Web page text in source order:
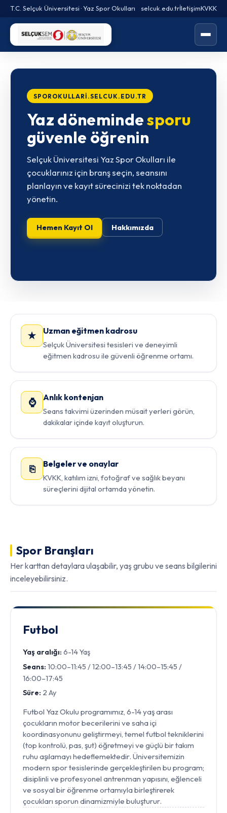
T.C. Selçuk Üniversitesi · Yaz Spor Okulları selcuk.edu.trİletişimKVKK
Menüyü
aç/kapat
SPOROKULLARI.SELCUK.EDU.TR
Yaz dönemindesporu
güvenle öğrenin
Selçuk Üniversitesi Yaz Spor Okulları ile
çocuklarınız için branş seçin, seansını
planlayın ve kayıt sürecinizi tek noktadan
yönetin.
Hemen Kayıt Ol Hakkımızda
★ Uzman eğitmen kadrosu
Selçuk Üniversitesi tesisleri ve deneyimli
eğitmen kadrosu ile güvenli öğrenme ortamı.
⌚ Anlık kontenjan
Seans takvimi üzerinden müsait yerleri görün,
dakikalar içinde kayıt oluşturun.
⎘ Belgeler ve onaylar
KVKK, katılım izni, fotoğraf ve sağlık beyanı
süreçlerini dijital ortamda yönetin.
Spor Branşları
Her karttan detaylara ulaşabilir, yaş grubu ve seans bilgilerini
inceleyebilirsiniz.
Futbol
Yaş aralığı: 6-14 Yaş
Seans: 10:00–11:45 / 12:00–13:45 / 14:00–15:45 /
16:00–17:45
Süre: 2 Ay
Futbol Yaz Okulu programımız, 6-14 yaş arası
çocukların motor becerilerini ve saha içi
koordinasyonunu geliştirmeyi, temel futbol tekniklerini
(top kontrolü, pas, şut) öğretmeyi ve güçlü bir takım
ruhu aşılamayı hedeflemektedir. Üniversitemizin
modern spor tesislerinde gerçekleştirilen bu program;
disiplinli ve profesyonel antrenman yapısını, eğlenceli
ve sosyal bir öğrenme ortamıyla birleştirerek
çocukları sporun dinamizmiyle buluşturur.